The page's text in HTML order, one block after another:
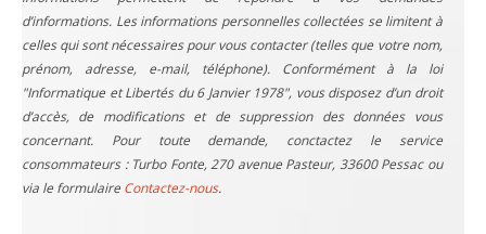
d’informations. Les informations personnelles collectées se limitent à
celles qui sont nécessaires pour vous contacter (telles que votre nom,
prénom, adresse, e-mail, téléphone). Conformément à la loi
"Informatique et Libertés du 6 Janvier 1978", vous disposez d’un droit
d’accès, de modifications et de suppression des données vous
concernant. Pour toute demande, conctactez le service
consommateurs : Turbo Fonte, 270 avenue Pasteur, 33600 Pessac ou
via le formulaire Contactez-nous.